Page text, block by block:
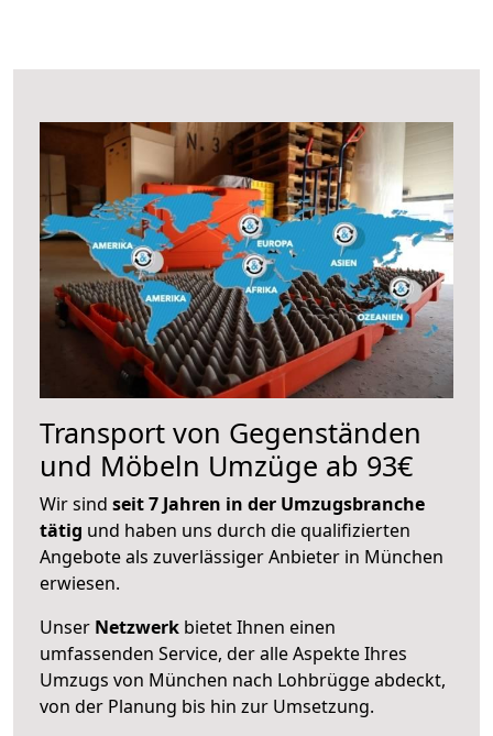
Transport von Gegenständen
und Möbeln Umzüge ab 93€
Wir sind seit 7 Jahren in der Umzugsbranche
tätig und haben uns durch die qualifizierten
Angebote als zuverlässiger Anbieter in München
erwiesen.
Unser Netzwerk bietet Ihnen einen
umfassenden Service, der alle Aspekte Ihres
Umzugs von München nach Lohbrügge abdeckt,
von der Planung bis hin zur Umsetzung.